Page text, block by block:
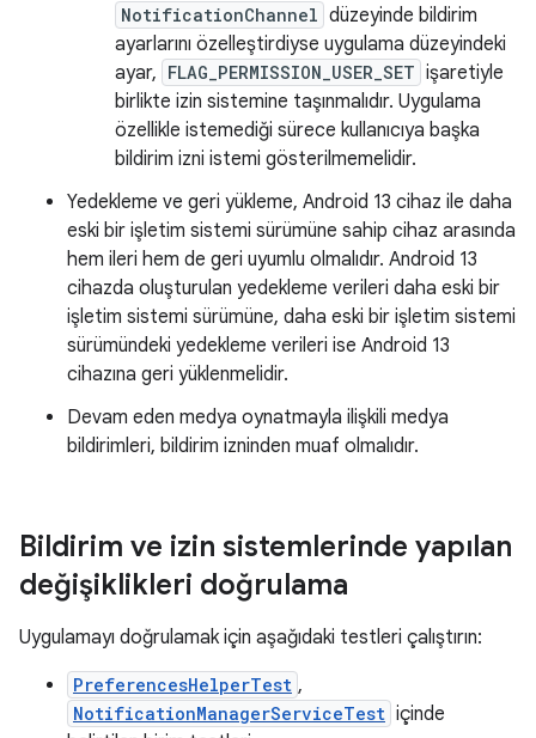
NotificationChannel düzeyinde bildirim
ayarlarını özelleştirdiyse uygulama düzeyindeki
ayar, FLAG_PERMISSION_USER_SET işaretiyle
birlikte izin sistemine taşınmalıdır. Uygulama
özellikle istemediği sürece kullanıcıya başka
bildirim izni istemi gösterilmemelidir.
Yedekleme ve geri yükleme, Android 13 cihaz ile daha
eski bir işletim sistemi sürümüne sahip cihaz arasında
hem ileri hem de geri uyumlu olmalıdır. Android 13
cihazda oluşturulan yedekleme verileri daha eski bir
işletim sistemi sürümüne, daha eski bir işletim sistemi
sürümündeki yedekleme verileri ise Android 13
cihazına geri yüklenmelidir.
Devam eden medya oynatmayla ilişkili medya
bildirimleri, bildirim izninden muaf olmalıdır.
Bildirim ve izin sistemlerinde yapılan
değişiklikleri doğrulama
Uygulamayı doğrulamak için aşağıdaki testleri çalıştırın:
PreferencesHelperTest ,
NotificationManagerServiceTest içinde